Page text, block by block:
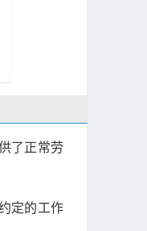
了正常劳
定的工作